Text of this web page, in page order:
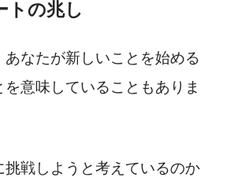
トの兆し
なたが新しいことを始める
意味していることもありま
挑戦しようと考えているのか